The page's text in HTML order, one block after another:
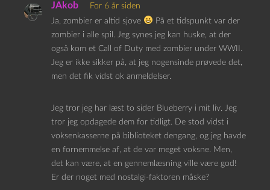
JAkob
For 6 år siden
Ja, zombier er altid sjove
På et tidspunkt var der
zombier i alle spil. Jeg synes jeg kan huske, at der
også kom et Call of Duty med zombier under WWII.
Jeg er ikke sikker på, at jeg nogensinde prøvede det,
men det fik vidst ok anmeldelser.
Jeg tror jeg har læst to sider Blueberry i mit liv. Jeg
tror jeg opdagede dem for tidligt. De stod vidst i
voksenkasserne på biblioteket dengang, og jeg havde
en fornemmelse af, at de var meget voksne. Men,
det kan være, at en gennemlæsning ville være god!
Er der noget med nostalgi-faktoren måske?